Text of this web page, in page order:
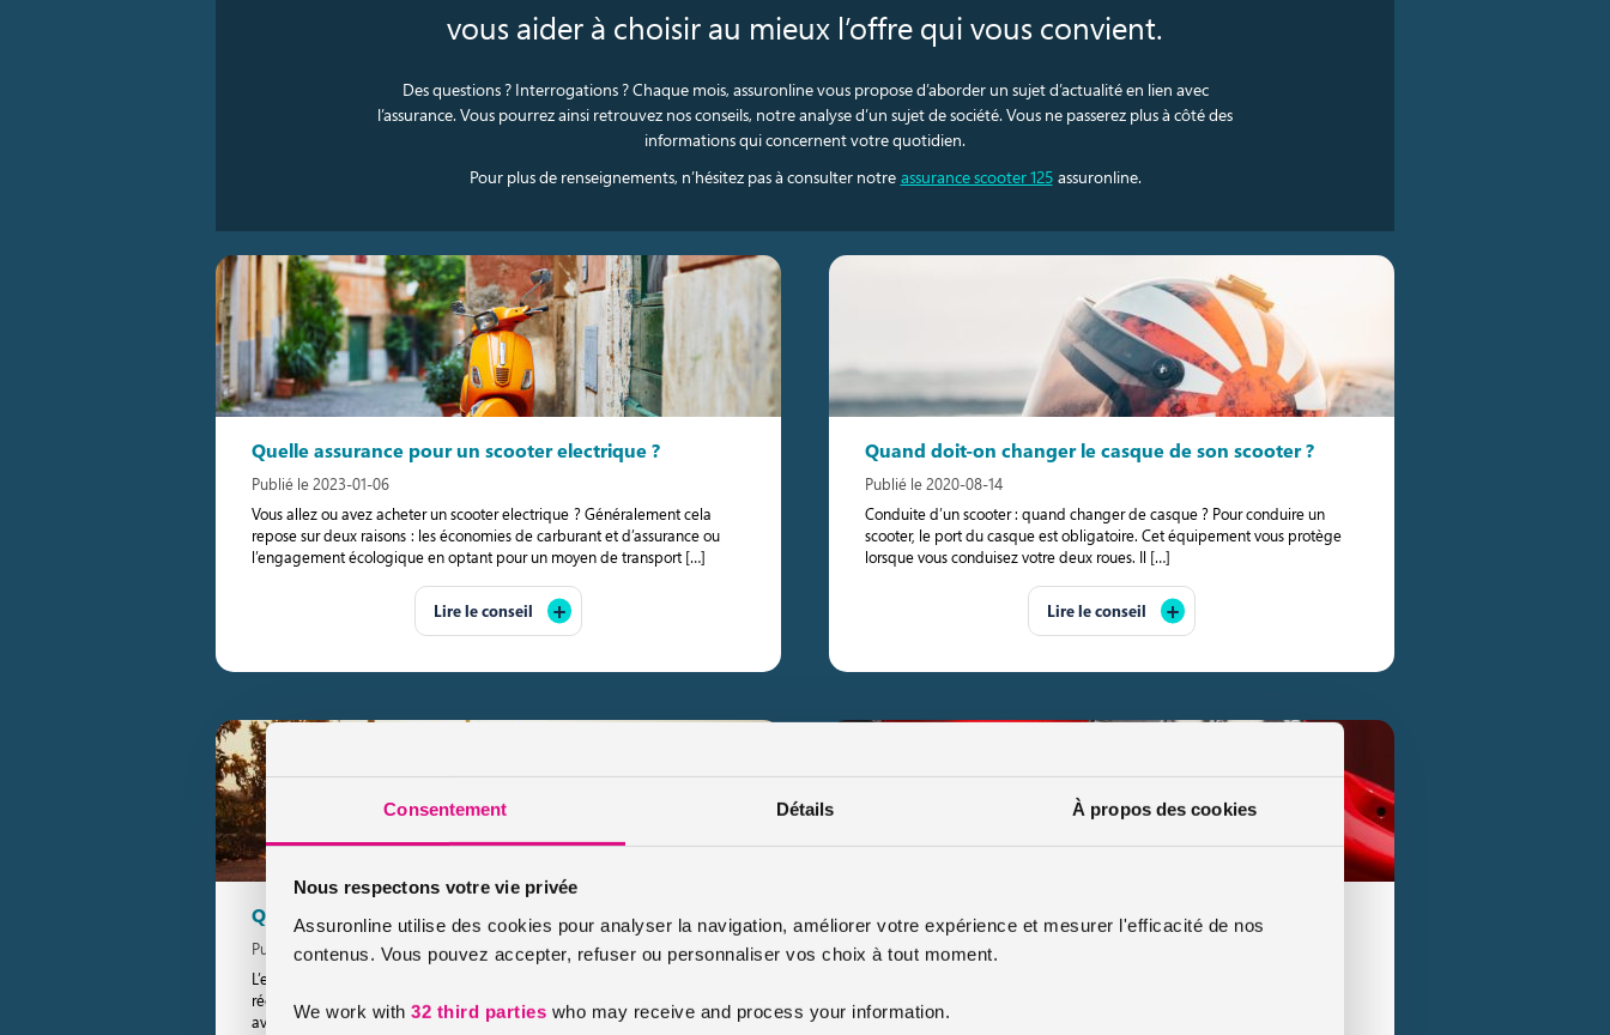
Consentement Détails À propos des cookies
Nous respectons votre vie privée
Assuronline utilise des cookies pour analyser la navigation, améliorer votre expérience et mesurer l'efficacité de nos
contenus. Vous pouvez accepter, refuser ou personnaliser vos choix à tout moment.
We work with 32 third parties who may receive and process your information.
vous aider à choisir au mieux l’offre qui vous convient.
Des questions ? Interrogations ? Chaque mois, assuronline vous propose d’aborder un sujet d’actualité en lien avec
l’assurance. Vous pourrez ainsi retrouvez nos conseils, notre analyse d’un sujet de société. Vous ne passerez plus à côté des
informations qui concernent votre quotidien.
Pour plus de renseignements, n’hésitez pas à consulter notre assurance scooter 125assuronline.
Quelle assurance pour un scooter electrique ?
Publié le 2023-01-06
Vous allez ou avez acheter un scooter electrique ? Généralement cela
repose sur deux raisons : les économies de carburant et d’assurance ou
l’engagement écologique en optant pour un moyen de transport […]
Lire le conseil
Quand doit-on changer le casque de son scooter ?
Publié le 2020-08-14
Conduite d’un scooter : quand changer de casque ? Pour conduire un
scooter, le port du casque est obligatoire. Cet équipement vous protège
lorsque vous conduisez votre deux roues. Il […]
Lire le conseil
Quelques conseils pour bien choisir son scooter
Publié le 2020-08-14
L’envie de sillonner la ville en scooter et d’éviter ainsi les embouteillages et
réduire votre temps de trajet vous travaille depuis quelques temps. Vous
avez décidé qu’il était temps de […]
Je viens d’avoir un permis B, puis-je conduire un
scooter ?
Vous venez d’obtenir votre permis de conduire de catégorie B ? Une